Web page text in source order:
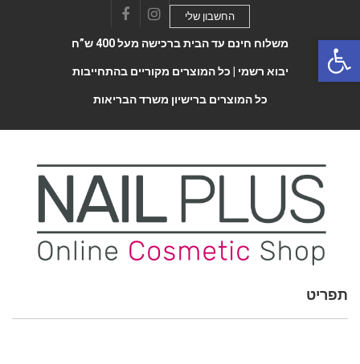
FacebookInstagram
החשבון שלי
משלוח חינם עד הבית ברכישה מעל 400 ש”ח
יבוא רשמי | כל המוצרים מקוריים בהתחייבות
כל המוצרים ברישיון משרד הבריאות
Toggle
תפריט